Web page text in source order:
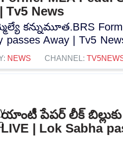
Tv5 News
కన్నుమూత.BRS
passes Away | Tv5
NEWS CHANNEL:
యాంటీ పేపర్‌ లీక్‌
LIVE | Lok Sabha